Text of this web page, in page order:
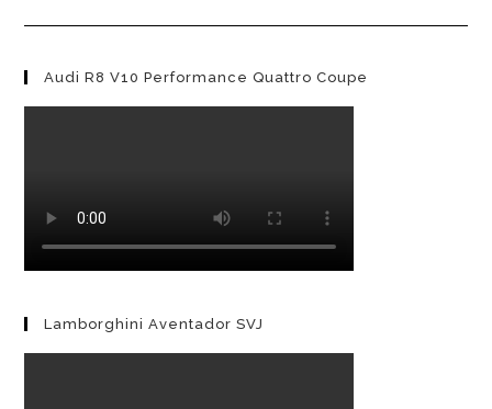
Audi R8 V10 Performance Quattro Coupe
Lamborghini Aventador SVJ